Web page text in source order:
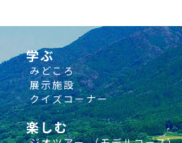
学ぶ
みどころ
展示施設
クイズコーナー
楽しむ